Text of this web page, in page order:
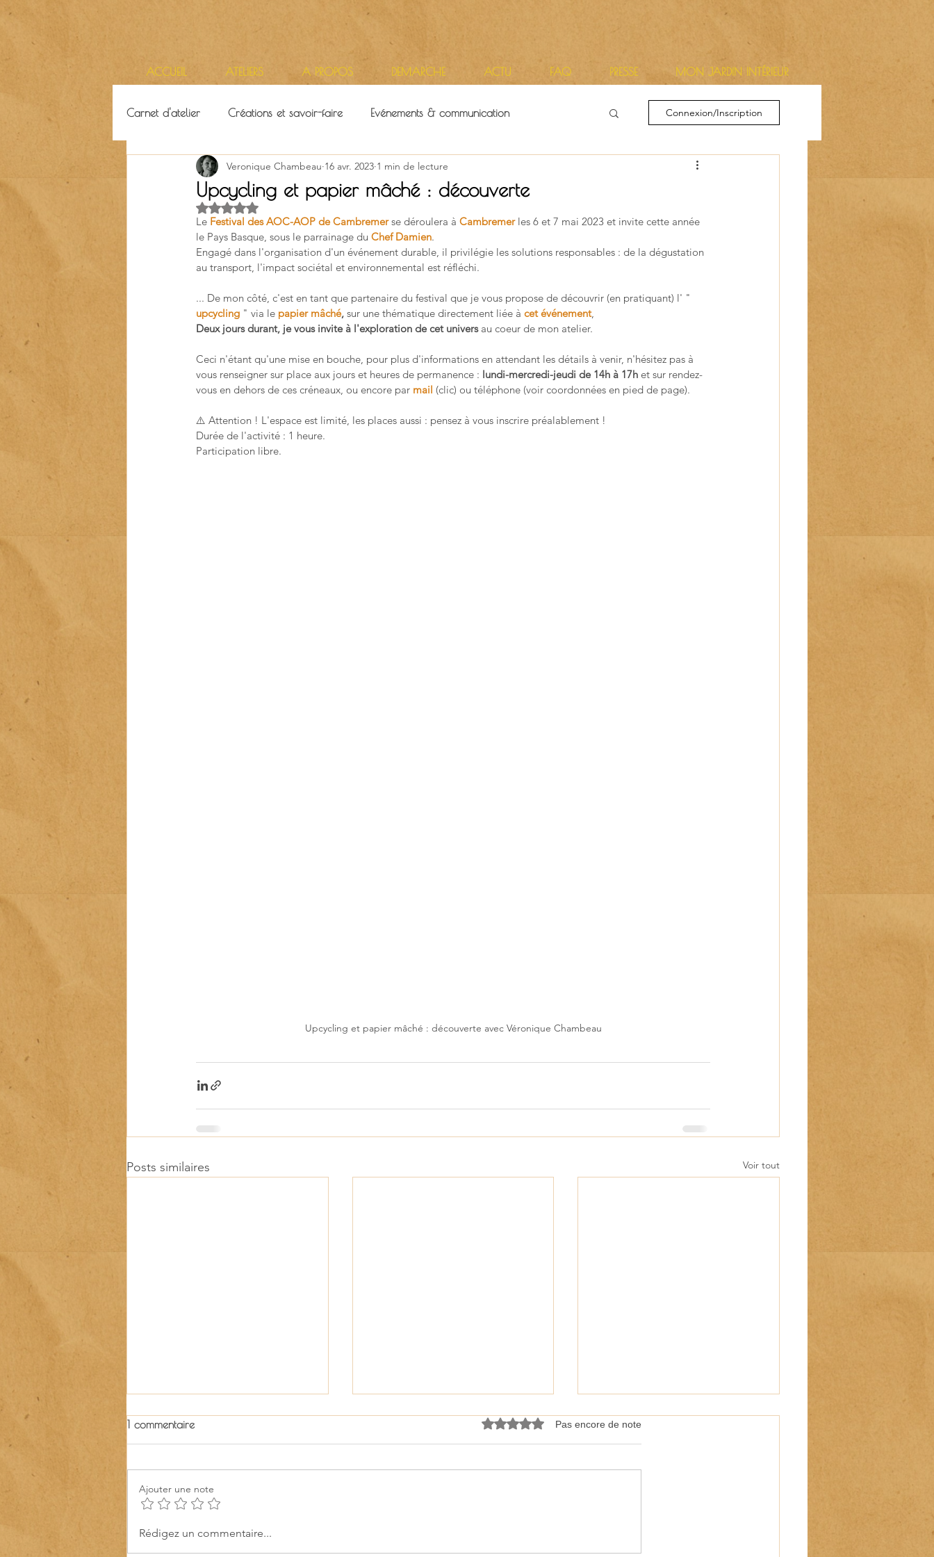
Carnet d'atelier Créations et savoir-faire Evénements & communication
Ressources & ambiance Territoires Vie d'atelier
Connexion/Inscription
Upcycling et papier mâché : découverte
Veronique Chambeau 16 avr. 2023 1 min de lecture
Noté NaN étoiles sur 5.
Le Festival des AOC-AOP de Cambremer se déroulera à Cambremer les 6 et 7 mai 2023 et invite cette année
le Pays Basque, sous le parrainage du Chef Damien.
Engagé dans l'organisation d'un événement durable, il privilégie les solutions responsables : de la dégustation
au transport, l'impact sociétal et environnemental est réfléchi.
... De mon côté, c'est en tant que partenaire du festival que je vous propose de découvrir (en pratiquant) l' "
upcycling " via le papier mâché, sur une thématique directement liée à cet événement,
Deux jours durant, je vous invite à l'exploration de cet univers au coeur de mon atelier.
Ceci n'étant qu'une mise en bouche, pour plus d'informations en attendant les détails à venir, n'hésitez pas à
vous renseigner sur place aux jours et heures de permanence : lundi-mercredi-jeudi de 14h à 17h et sur rendez-
vous en dehors de ces créneaux, ou encore par mail (clic) ou téléphone (voir coordonnées en pied de page).
⚠️ Attention ! L'espace est limité, les places aussi : pensez à vous inscrire préalablement !
Durée de l'activité : 1 heure.
Participation libre.
Upcycling et papier mâché : découverte avec Véronique Chambeau
Posts similaires Voir tout
Les Samedis Durables rejoignent
1 commentaire Noté 0 étoile sur 5.Pas encore de note
Ajouter une note
Rédigez un commentaire...
ACCUEIL ATELIERS A PROPOS DEMARCHE ACTU FAQ PRESSE MON JARDIN INTÉRIEUR